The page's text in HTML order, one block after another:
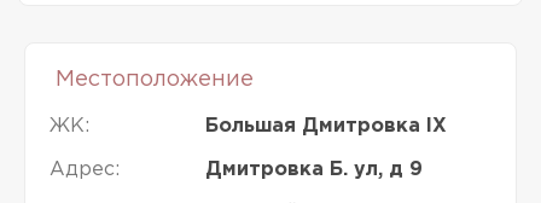
Местоположение
ЖК: Большая Дмитровка IX
Адрес: Дмитровка Б. ул, д 9